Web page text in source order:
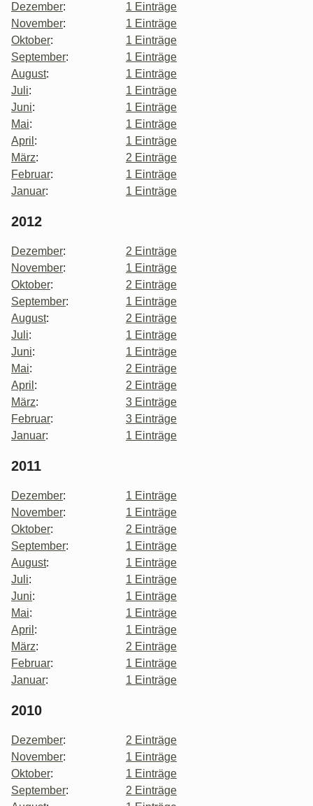
Dezember:
1 Einträge
November:
1 Einträge
Oktober:
1 Einträge
September:
1 Einträge
August:
1 Einträge
Juli:
1 Einträge
Juni:
1 Einträge
Mai:
1 Einträge
April :
1 Einträge
März:
2 Einträge
Februar:
1 Einträge
Januar: 1 Einträge
2012
Dezember:
2 Einträge
November:
1 Einträge
Oktober:
2 Einträge
September:
1 Einträge
August:
2 Einträge
Juli:
1 Einträge
Juni:
1 Einträge
Mai:
2 Einträge
April :
2 Einträge
März:
3 Einträge
Februar:
3 Einträge
Januar: 1 Einträge
2011
Dezember:
1 Einträge
November:
1 Einträge
Oktober:
2 Einträge
September:
1 Einträge
August:
1 Einträge
Juli:
1 Einträge
Juni:
1 Einträge
Mai:
1 Einträge
April :
1 Einträge
März:
2 Einträge
Februar:
1 Einträge
Januar: 1 Einträge
2010
Dezember:
2 Einträge
November:
1 Einträge
Oktober:
1 Einträge
September:
2 Einträge